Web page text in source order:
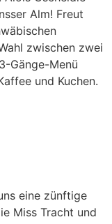
Alm! Freut
zwischen zwei
Gänge-Menü
und Kuchen.
eine zünftige
Miss Tracht und